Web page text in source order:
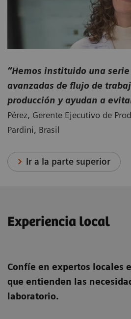
“Hemos instituido una
avanzadas de flujo de
producción y ayudan a
Pérez, Gerente Ejecutivo de
Pardini, Brasil
Ir a la parte superior
Experiencia local
Confíe en expertos locales
que entienden las
laboratorio.